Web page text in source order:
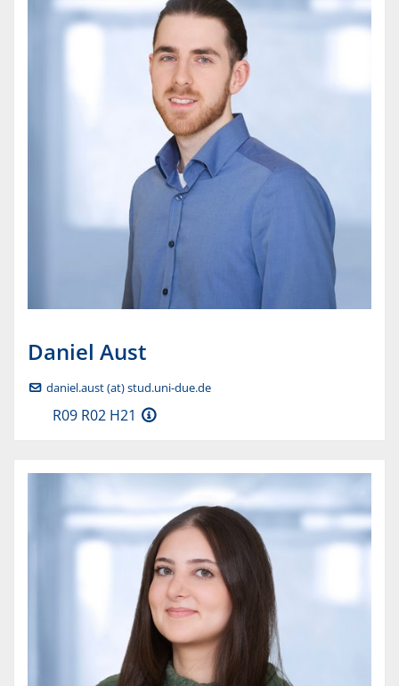
Daniel Aust
daniel.aust (at) stud.uni-due.de
R09 R02 H21